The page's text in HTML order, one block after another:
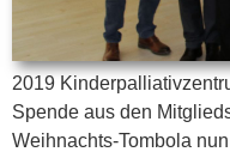
2019
Spende aus den
Weihnachts-Tombola